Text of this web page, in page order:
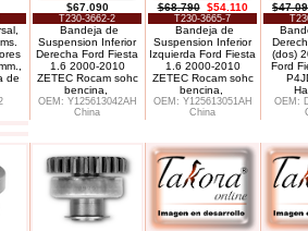
de
$67.090
T230-3662-2
Bandeja de
Suspension Inferior
Derecha Ford Fiesta
1.6 2000-2010
ZETEC Rocam sohc
bencina,
OEM: Y125613042AH
China
$68.790 $54.110
T230-3665-7
Bandeja de
Suspension Inferior
Izquierda Ford Fiesta
1.6 2000-2010
ZETEC Rocam sohc
bencina,
OEM: Y125613051AH
China
(dos)
Ford
OEM: